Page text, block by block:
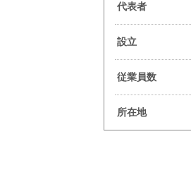
代表者
設立
従業員数
所在地